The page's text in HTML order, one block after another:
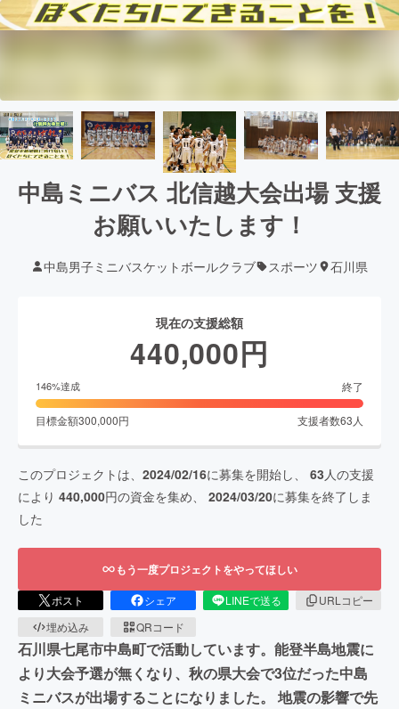
中島ミニバス 北信越大会出場 支援
お願いいたします！
中島男子ミニバスケットボールクラブ スポーツ 石川県
現在の支援総額
440,000円
146%達成 終了
目標金額300,000円 支援者数63 人
このプロジェクトは、 2024/02/16に募集を開始し、 63 人の支援
により 440,000円の資金を集め、 2024/03/20に募集を終了しま
した
もう一度プロジェクトをやってほしい
ポスト シェア LINEで送る
URLコピー
埋め込み
QRコード
石川県七尾市中島町で活動しています。能登半島地震に
より大会予選が無くなり、秋の県大会で3位だった中島
ミニバスが出場することになりました。 地震の影響で先